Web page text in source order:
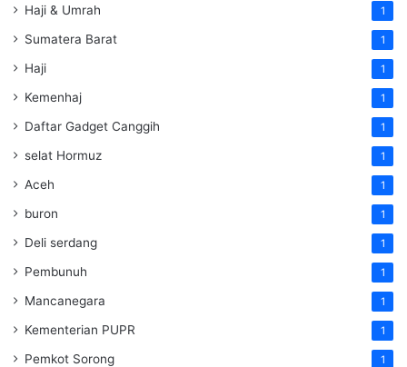
Haji & Umrah 1
Sumatera Barat 1
Haji 1
Kemenhaj 1
Daftar Gadget Canggih 1
selat Hormuz 1
Aceh 1
buron 1
Deli serdang 1
Pembunuh 1
Mancanegara 1
Kementerian PUPR 1
Pemkot Sorong 1